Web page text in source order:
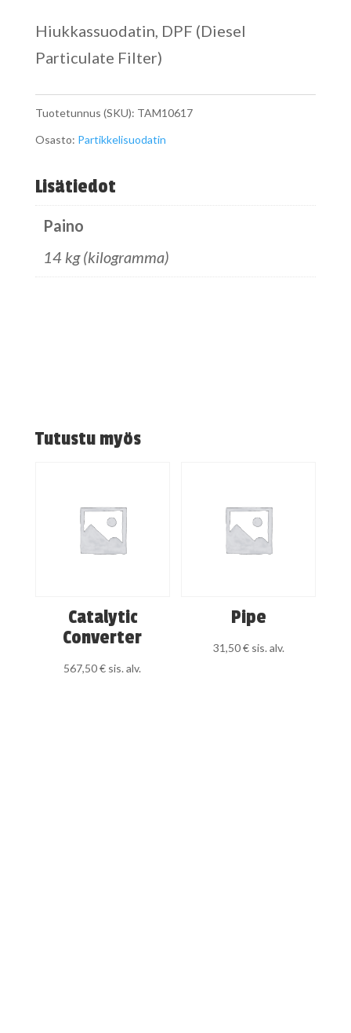
Hiukkassuodatin, DPF (Diesel
Particulate Filter)
Tuotetunnus (SKU): TAM10617
Osasto: Partikkelisuodatin
Lisätiedot
Paino
14 kg (kilogramma)
Tutustu myös
Catalytic
Converter
567,50€ sis. alv.
Pipe
31,50€ sis. alv.